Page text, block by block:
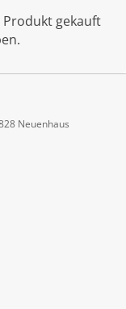
gekauft
Neuenhaus